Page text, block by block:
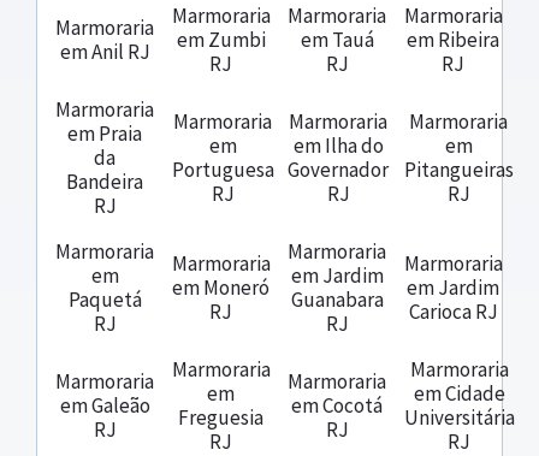
Marmoraria
em Anil RJ
Marmoraria
em Zumbi
RJ
Marmoraria
em Tauá
RJ
Marmoraria
em Ribeira
RJ
Marmoraria
em Praia
da
Bandeira
RJ
Marmoraria
em
Portuguesa
RJ
Marmoraria
em Ilha do
Governador
RJ
Marmoraria
em
Pitangueiras
RJ
Marmoraria
em
Paquetá
RJ
Marmoraria
em Moneró
RJ
Marmoraria
em Jardim
Guanabara
RJ
Marmoraria
em Jardim
Carioca RJ
Marmoraria
em Galeão
RJ
Marmoraria
em
Freguesia
RJ
Marmoraria
em Cocotá
RJ
Marmoraria
em Cidade
Universitária
RJ